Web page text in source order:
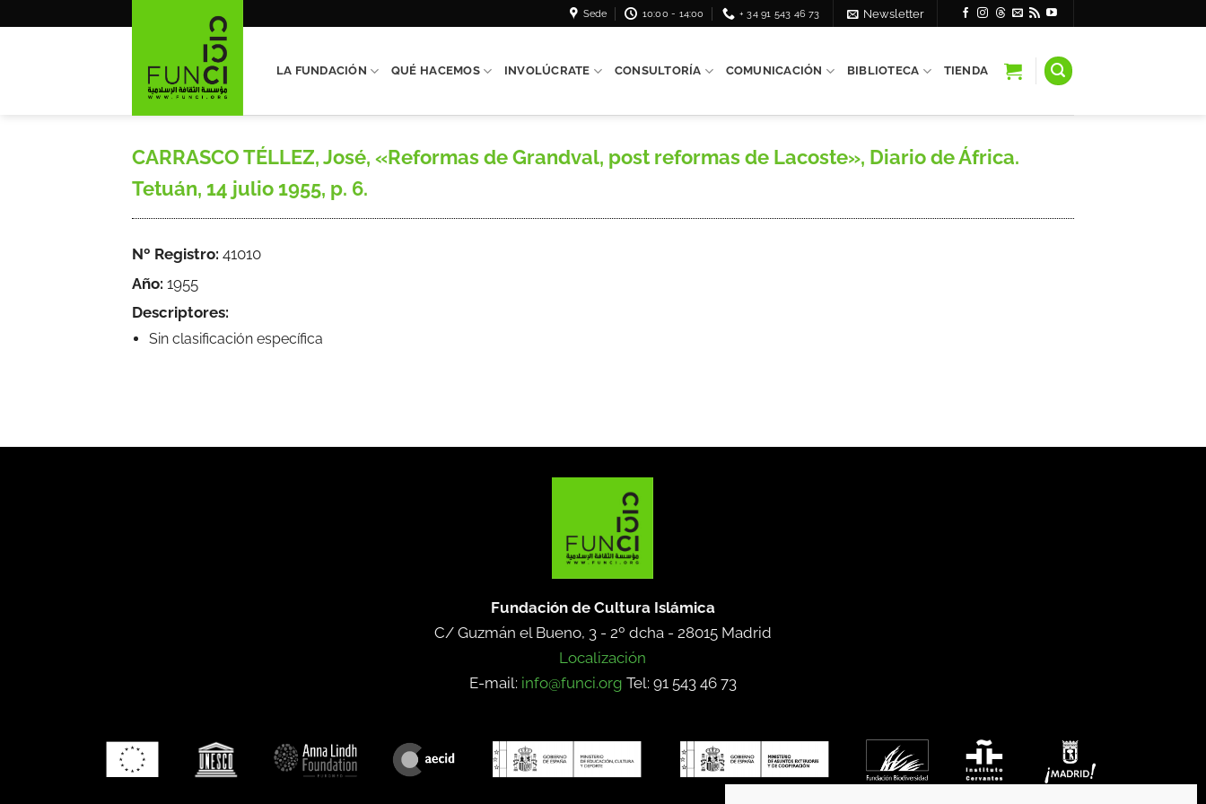
Sede 10:00 - 14:00 + 34 91 543 46 73 Newsletter
LA FUNDACIÓN QUÉ HACEMOS INVOLÚCRATE CONSULTORÍA COMUNICACIÓN BIBLIOTECA TIENDA
CARRASCO TÉLLEZ, José, «Reformas de Grandval, post reformas de Lacoste», Diario de África.
Tetuán, 14 julio 1955, p. 6.
Nº Registro: 41010
Año: 1955
Descriptores:
Sin clasificación específica
Fundación de Cultura Islámica
C/ Guzmán el Bueno, 3 - 2º dcha - 28015 Madrid
Localización
E-mail: info@funci.org Tel: 91 543 46 73